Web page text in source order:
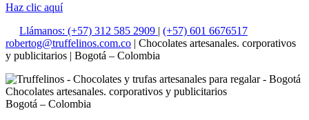
Haz clic aquí
Llámanos: (+57) 312 585 2909 | (+57) 601 6676517
robertog@truffelinos.com.co | Chocolates artesanales. corporativos
y publicitarios | Bogotá – Colombia
Chocolates artesanales. corporativos y publicitarios
Bogotá – Colombia